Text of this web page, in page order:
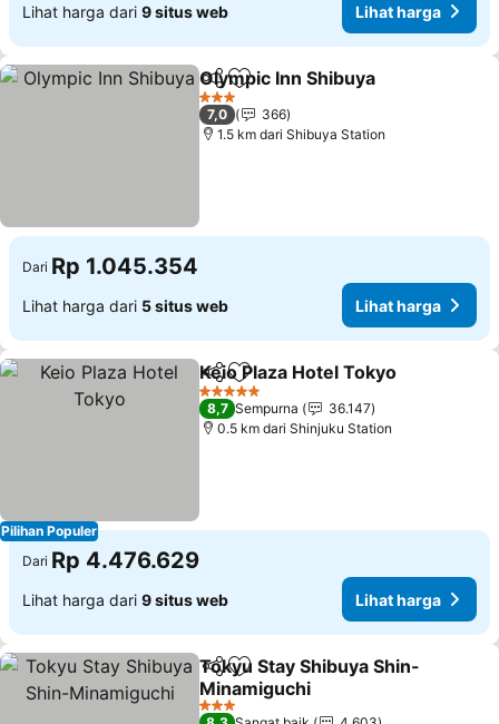
Lihat harga dari 9 situs web Lihat harga
BagikanTambahkan ke favorit
Olympic Inn Shibuya
3 Bintang
7,0
366
1.5 km dari Shibuya Station
Dari Rp 1.045.354
Lihat harga dari 5 situs web Lihat harga
Pilihan Populer
BagikanTambahkan ke favorit
Keio Plaza Hotel Tokyo
5 Bintang
8,7 Sempurna
36.147
0.5 km dari Shinjuku Station
Dari Rp 4.476.629
Lihat harga dari 9 situs web Lihat harga
BagikanTambahkan ke favorit
Tokyu Stay Shibuya Shin-
Minamiguchi
3 Bintang